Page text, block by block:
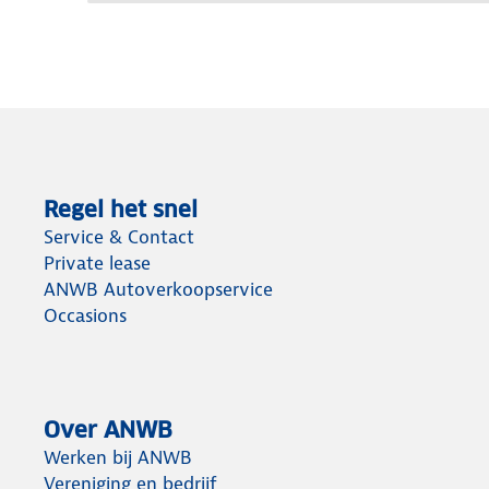
Regel het snel
Service & Contact
Private lease
ANWB Autoverkoopservice
Occasions
Over ANWB
Werken bij ANWB
Vereniging en bedrijf